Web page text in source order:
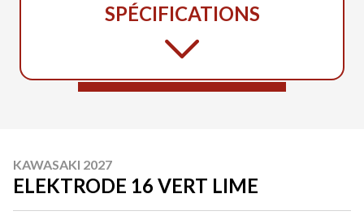
SPÉCIFICATIONS
KAWASAKI 2027
ELEKTRODE 16 VERT LIME